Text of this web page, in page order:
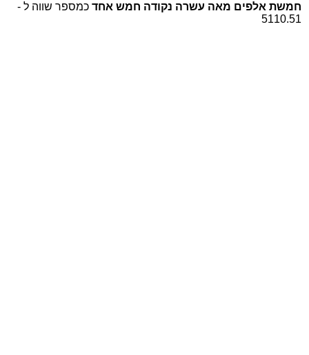
חמשת אלפים מאה עשרה נקודה חמש אחד כמספר שווה ל -
5110.51